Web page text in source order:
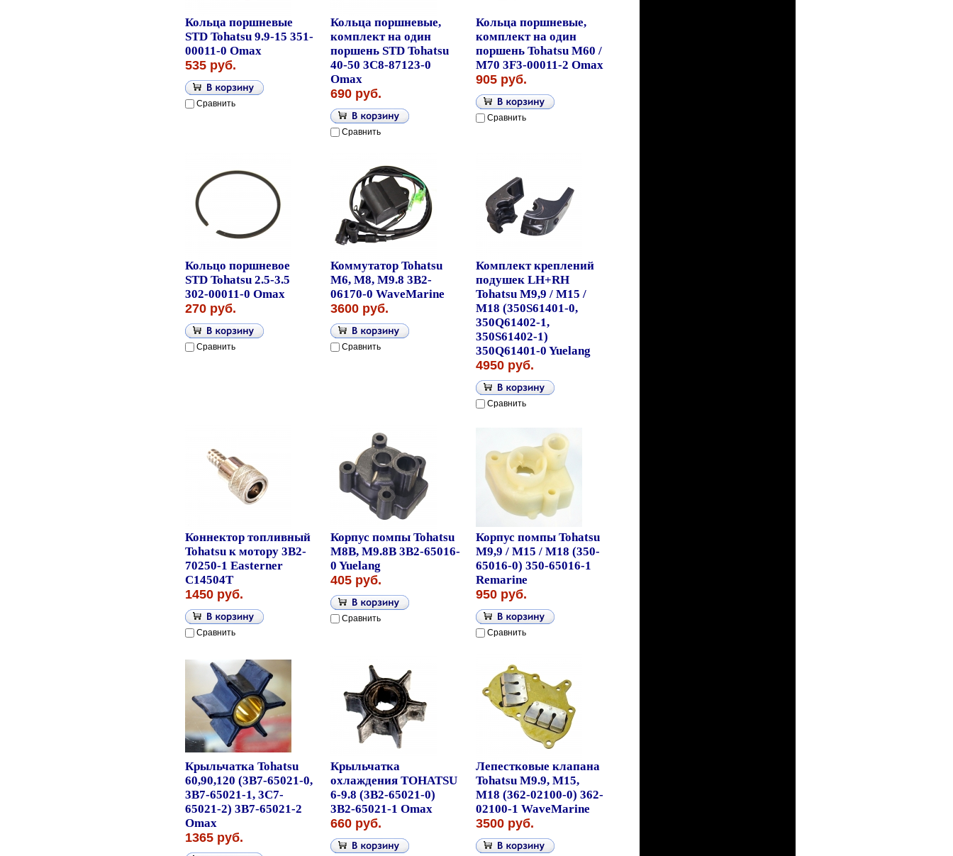
Кольца поршневые
STD Tohatsu 9.9-15 351-
00011-0 Omax
535 руб.
Сравнить
Кольца поршневые,
комплект на один
поршень STD Tohatsu
40-50 3C8-87123-0
Omax
690 руб.
Сравнить
Кольца поршневые,
комплект на один
поршень Tohatsu M60 /
M70 3F3-00011-2 Omax
905 руб.
Сравнить
Кольцо поршневое
STD Tohatsu 2.5-3.5
302-00011-0 Omax
270 руб.
Сравнить
Коммутатор Tohatsu
M6, M8, M9.8 3B2-
06170-0 WaveMarine
3600 руб.
Сравнить
Комплект креплений
подушек LH+RH
Tohatsu M9,9 / M15 /
M18 (350S61401-0,
350Q61402-1,
350S61402-1)
350Q61401-0 Yuelang
4950 руб.
Сравнить
Коннектор топливный
Tohatsu к мотору 3B2-
70250-1 Easterner
C14504T
1450 руб.
Сравнить
Корпус помпы Tohatsu
M8B, M9.8B 3B2-65016-
0 Yuelang
405 руб.
Сравнить
Корпус помпы Tohatsu
M9,9 / M15 / M18 (350-
65016-0) 350-65016-1
Remarine
950 руб.
Сравнить
Крыльчатка Tohatsu
60,90,120 (3B7-65021-0,
3B7-65021-1, 3C7-
65021-2) 3B7-65021-2
Omax
1365 руб.
Крыльчатка
охлаждения TOHATSU
6-9.8 (3B2-65021-0)
3B2-65021-1 Omax
660 руб.
Лепестковые клапана
Tohatsu M9.9, M15,
M18 (362-02100-0) 362-
02100-1 WaveMarine
3500 руб.